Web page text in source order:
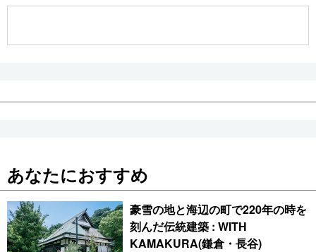
あなたにおすすめ
豪雪の地と海辺の町で220年の時を
刻んだ伝統建築 : WITH
KAMAKURA(鎌倉・長谷)